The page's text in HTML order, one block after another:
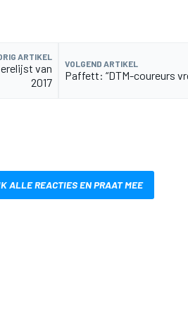
ARTIKEL
van
2017
VOLGEND ARTIKEL
Paffett: “DTM-coureurs
ALLE REACTIES EN PRAAT MEE